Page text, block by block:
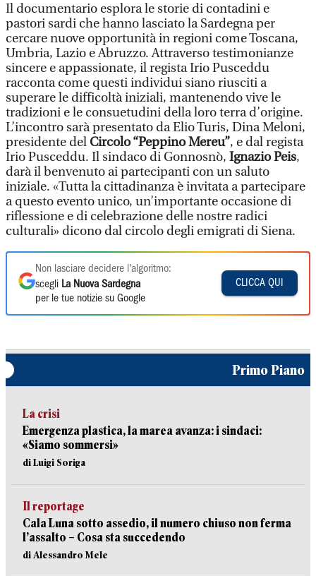
Il documentario esplora le storie di contadini e
pastori sardi che hanno lasciato la Sardegna per
cercare nuove opportunità in regioni come Toscana,
Umbria, Lazio e Abruzzo. Attraverso testimonianze
sincere e appassionate, il regista Irio Pusceddu
racconta come questi individui siano riusciti a
superare le difficoltà iniziali, mantenendo vive le
tradizioni e le consuetudini della loro terra d’origine.
L’incontro sarà presentato da Elio Turis, Dina Meloni,
presidente del Circolo “Peppino Mereu”, e dal regista
Irio Pusceddu. Il sindaco di Gonnosnò, Ignazio Peis,
darà il benvenuto ai partecipanti con un saluto
iniziale. «Tutta la cittadinanza è invitata a partecipare
a questo evento unico, un’importante occasione di
riflessione e di celebrazione delle nostre radici
culturali» dicono dal circolo degli emigrati di Siena.
Non lasciare decidere l'algoritmo:
scegli La Nuova Sardegna
per le tue notizie su Google
CLICCA QUI
Primo Piano
La crisi
Emergenza plastica, la marea avanza: i sindaci:
«Siamo sommersi»
di Luigi Soriga
Il reportage
Cala Luna sotto assedio, il numero chiuso non ferma
l’assalto – Cosa sta succedendo
di Alessandro Mele